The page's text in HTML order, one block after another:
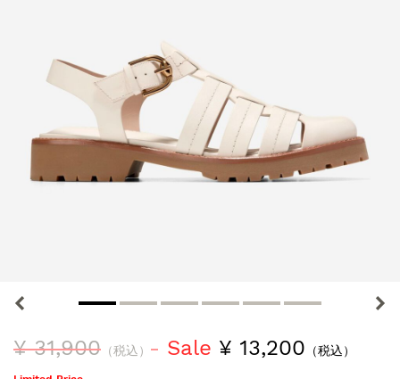
¥ 31,900 （税込） Sale ¥ 13,200 （税込）